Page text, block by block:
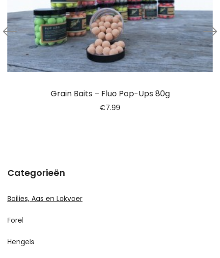
Grain Baits – Fluo Pop-Ups 80g
€7.99
Categorieën
Boilies, Aas en Lokvoer
Forel
Hengels